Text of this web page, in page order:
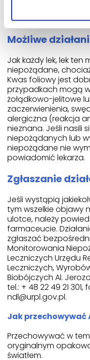
przez miesiąc przed
pierwszego
Możliwe
Jak każdy lek, lek
niepożądane,
Kwas foliowy jest
przypadkach mogą
żołądkowo-jelitowe
zaczerwienienia,
alergiczna (reakcja
nieznana. Jeśli nasili
niepożądanych lub
niepożądane nie
powiadomić lekarza.
Zgłaszanie
Jeśli wystąpią
tym wszelkie objawy
ulotce, należy
farmaceucie.
zgłaszać
Monitorowania
Leczniczych Urzędu
Leczniczych,
Biobójczych Al.
tel.: + 48 22 49 21
ndl@urpl.gov.pl.
Jak przechowywać
Przechowywać w
oryginalnym
światłem.